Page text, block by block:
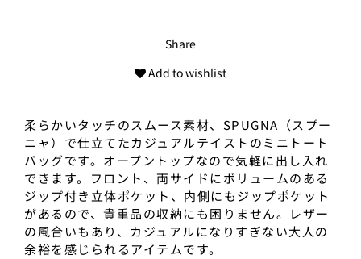
Share
Add to wishlist
柔らかいタッチのスムース素材、SPUGNA（スプー
ニャ）で仕立てたカジュアルテイストのミニトート
バッグです。オープントップなので気軽に出し入れ
できます。フロント、両サイドにボリュームのある
ジップ付き立体ポケット、内側にもジップポケット
があるので、貴重品の収納にも困りません。レザー
の風合いもあり、カジュアルになりすぎない大人の
余裕を感じられるアイテムです。